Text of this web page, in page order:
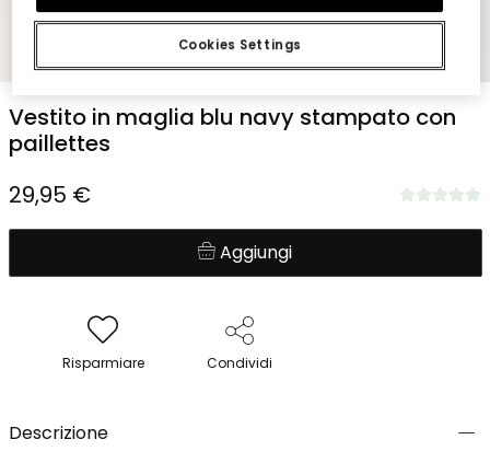
2 3 4 5
Vestito in maglia blu navy stampato con
paillettes
29,95 €
Aggiungi
Risparmiare Condividi
Descrizione
Cookies Settings